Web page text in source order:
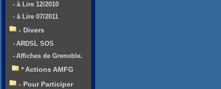
- à Lire 12/2010
- à Lire 07/2011
- Divers
- ARDSL SOS
- Affiches de Grenoble.
* Actions AMFG
- Pour Participer